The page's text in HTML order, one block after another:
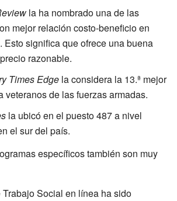
la ha nombrado una de las
mejor relación costo-beneficio en
Esto significa que ofrece una buena
razonable.
Times Edge la considera la 13.ª mejor
veteranos de las fuerzas armadas.
la ubicó en el puesto 487 a nivel
el sur del país.
específicos también son muy
Social en línea ha sido